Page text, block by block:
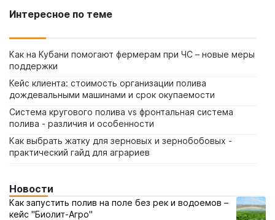
Интересное по теме
Как на Кубани помогают фермерам при ЧС – новые меры
поддержки
Кейс клиента: стоимость организации полива
дождевальными машинами и срок окупаемости
Система кругового полива vs фронтальная система
полива - различия и особенности
Как выбрать жатку для зерновых и зернобобовых -
практический гайд для аграриев
Новости
Как запустить полив на поле без рек и водоемов –
кейс "Биолит-Агро"